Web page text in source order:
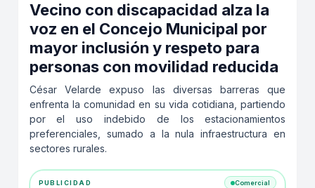
Vecino con discapacidad alza la
voz en el Concejo Municipal por
mayor inclusión y respeto para
personas con movilidad reducida
César Velarde expuso las diversas barreras que
enfrenta la comunidad en su vida cotidiana, partiendo
por el uso indebido de los estacionamientos
preferenciales, sumado a la nula infraestructura en
sectores rurales.
PUBLICIDAD Comercial